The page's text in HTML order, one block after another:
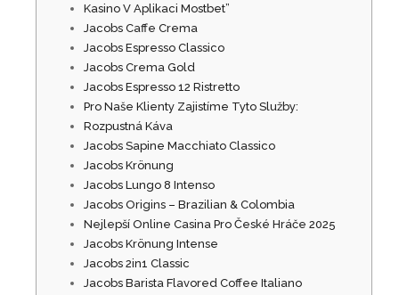
Kasino V Aplikaci Mostbet”
Jacobs Caffe Crema
Jacobs Espresso Classico
Jacobs Crema Gold
Jacobs Espresso 12 Ristretto
Pro Naše Klienty Zajistíme Tyto Služby:
Rozpustná Káva
Jacobs Sapine Macchiato Classico
Jacobs Krönung
Jacobs Lungo 8 Intenso
Jacobs Origins – Brazilian & Colombia
Nejlepší Online Casina Pro České Hráče 2025
Jacobs Krönung Intense
Jacobs 2in1 Classic
Jacobs Barista Flavored Coffee Italiano